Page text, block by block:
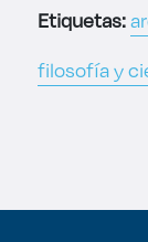
Etiquetas:
filosofía y